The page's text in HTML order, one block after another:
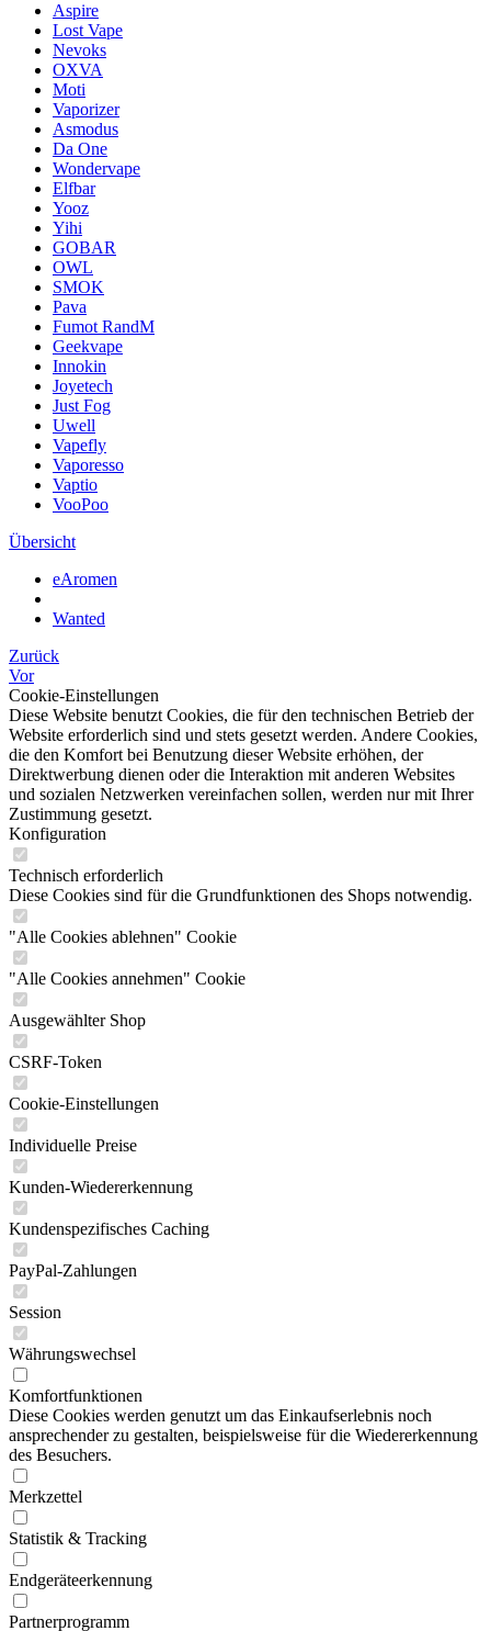
Aspire
Lost Vape
Nevoks
OXVA
Moti
Vaporizer
Asmodus
Da One
Wondervape
Elfbar
Yooz
Yihi
GOBAR
OWL
SMOK
Pava
Fumot RandM
Geekvape
Innokin
Joyetech
Just Fog
Uwell
Vapefly
Vaporesso
Vaptio
VooPoo
Übersicht
eAromen
Wanted
Zurück
Vor
Cookie-Einstellungen
Diese Website benutzt Cookies, die für den technischen Betrieb der
Website erforderlich sind und stets gesetzt werden. Andere Cookies,
die den Komfort bei Benutzung dieser Website erhöhen, der
Direktwerbung dienen oder die Interaktion mit anderen Websites
und sozialen Netzwerken vereinfachen sollen, werden nur mit Ihrer
Zustimmung gesetzt.
Konfiguration
Technisch erforderlich
Diese Cookies sind für die Grundfunktionen des Shops notwendig.
"Alle Cookies ablehnen" Cookie
"Alle Cookies annehmen" Cookie
Ausgewählter Shop
CSRF-Token
Cookie-Einstellungen
Individuelle Preise
Kunden-Wiedererkennung
Kundenspezifisches Caching
PayPal-Zahlungen
Session
Währungswechsel
Komfortfunktionen
Diese Cookies werden genutzt um das Einkaufserlebnis noch
ansprechender zu gestalten, beispielsweise für die Wiedererkennung
des Besuchers.
Merkzettel
Statistik & Tracking
Endgeräteerkennung
Partnerprogramm